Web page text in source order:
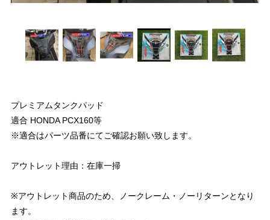
プレミアムタンクパッド
適合 HONDA PCX160等
※適合はパーツ品番にてご確認お願い致します。
アウトレット理由：在庫一掃
※アウトレット商品のため、ノークレーム・ノーリターンとなり
ます。